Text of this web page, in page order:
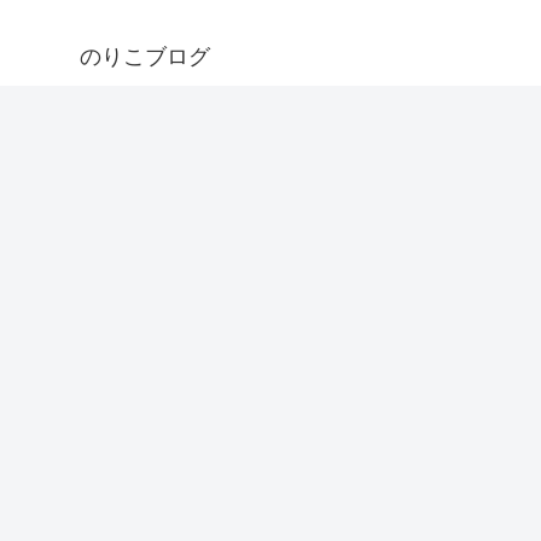
のりこブログ